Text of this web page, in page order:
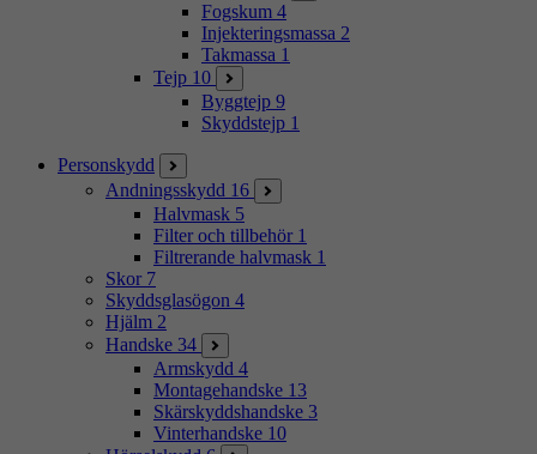
Fogskum 4
Injekteringsmassa 2
Takmassa 1
Tejp 10
Byggtejp 9
Skyddstejp 1
Personskydd
Andningsskydd 16
Halvmask 5
Filter och tillbehör 1
Filtrerande halvmask 1
Skor 7
Skyddsglasögon 4
Hjälm 2
Handske 34
Armskydd 4
Montagehandske 13
Skärskyddshandske 3
Vinterhandske 10